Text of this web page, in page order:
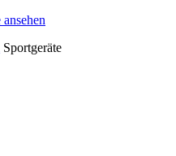
Sportgeräte